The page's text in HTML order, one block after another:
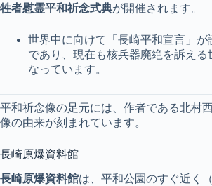
牲者慰霊平和祈念式典が開催されます。
世界中に向けて「長崎平和宣言」が
であり、現在も核兵器廃絶を訴える
なっています。
平和祈念像の足元には、作者である北村
像の由来が刻まれています。
長崎原爆資料館
長崎原爆資料館は、平和公園のすぐ近く